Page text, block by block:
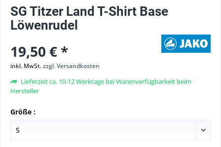
SG Titzer Land T-Shirt Base
Löwenrudel
19,50 € *
inkl. MwSt.zzgl. Versandkosten
Lieferzeit ca. 10-12 Werktage bei Warenverfügbarkeit beim
Hersteller
Größe :